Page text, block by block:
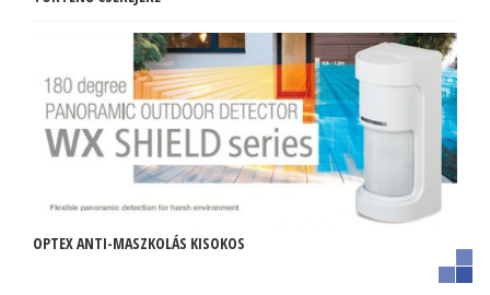
OPTEX ANTI-MASZKOLÁS KISOKOS